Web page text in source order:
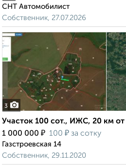
СНТ Автомобилист
Собственник, 27.07.2026
3
Участок 100 сот., ИЖС, 20 км от
1 000 000 ₽ 100 ₽ за сотку
Газстроевская 14
Собственник, 29.11.2020